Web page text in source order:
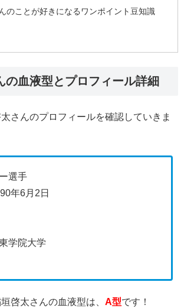
のことが好きになるワンポイント豆知識
の血液型とプロフィール詳細
さんのプロフィールを確認していきま
選手
年6月2日
学院大学
啓太さんの血液型は、 A型です！